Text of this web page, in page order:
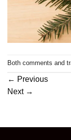
Both comments and
← Previous
Next →